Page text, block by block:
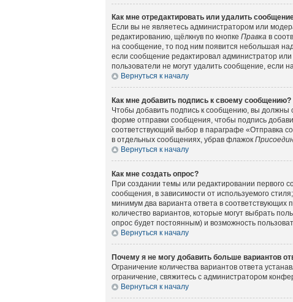
Как мне отредактировать или удалить
Если вы не являетесь администратором или
редактированию, щёлкнув по кнопке Правка в
на сообщение, то под ним появится небольшая
если сообщение редактировал администратор
пользователи не могут удалить сообщение, если
Вернуться к началу
Как мне добавить подпись к своему сообщению?
Чтобы добавить подпись к сообщению, вы должны
форме отправки сообщения, чтобы подпись
соответствующий выбор в параграфе «Отправка
в отдельных сообщениях, убрав флажок
Вернуться к началу
Как мне создать опрос?
При создании темы или редактировании первого
сообщения, в зависимости от используемого
минимум два варианта ответа в соответствующих
количество вариантов, которые могут выбрать
опрос будет постоянным) и возможность
Вернуться к началу
Почему я не могу добавить больше вариантов
Ограничение количества вариантов ответа
ограничение, свяжитесь с администратором
Вернуться к началу